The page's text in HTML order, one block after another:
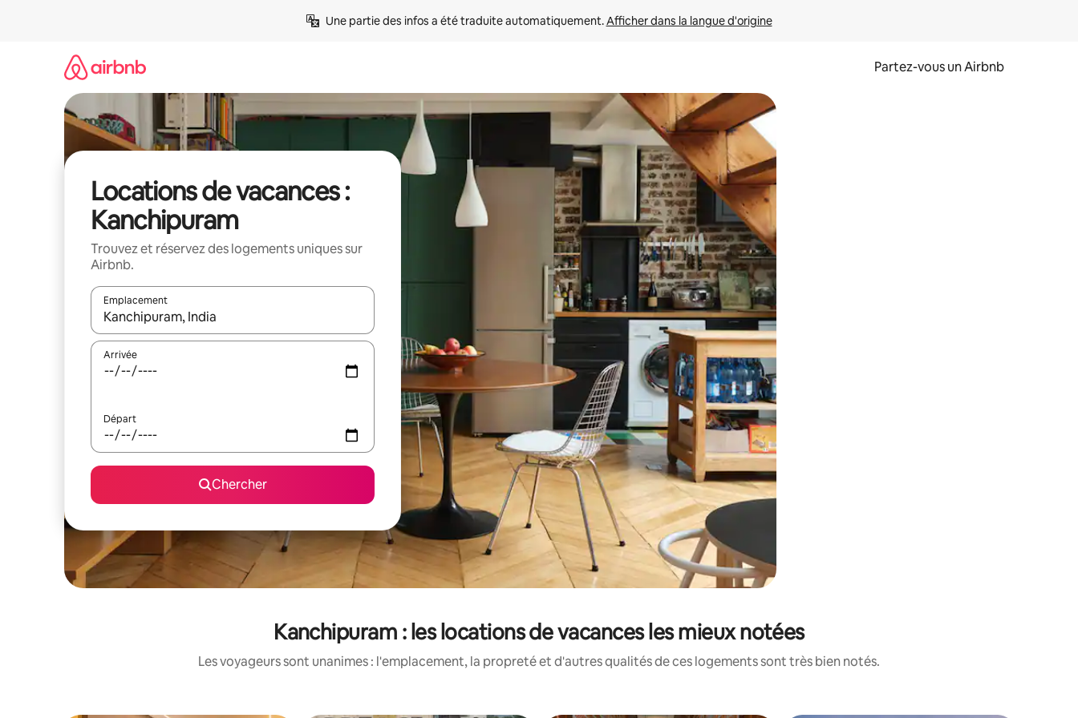
Une partie des infos a été traduite automatiquement. Afficher dans la langue d'origine
Partez-vous un Airbnb
Locations de vacances :
Kanchipuram
Trouvez et réservez des logements uniques sur
Airbnb.
Emplacement
Quand les résultats sont affichés, parcourez-les en utilisant les flèches vers le haut et vers le bas, ou en appuyant dessus et en les faisant glisser.
Arrivée
Départ
Chercher
Kanchipuram : les locations de vacances les mieux notées
Les voyageurs sont unanimes : l'emplacement, la propreté et d'autres qualités de ces logements sont très bien notés.